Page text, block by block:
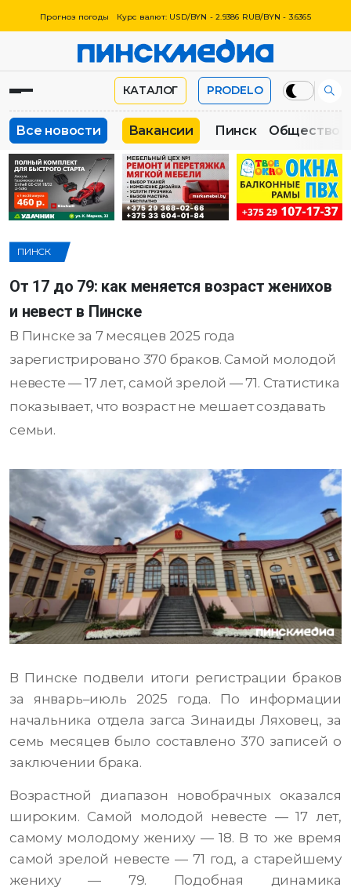
Прогноз погоды Курс валют: USD/BYN - 2.9386 RUB/BYN - 3.6365
КАТАЛОГ PRODELO
Все новости Вакансии Пинск Общество
ПИНСК
От 17 до 79: как меняется возраст женихов
и невест в Пинске
В Пинске за 7 месяцев 2025 года
зарегистрировано 370 браков. Самой молодой
невесте — 17 лет, самой зрелой — 71. Статистика
показывает, что возраст не мешает создавать
семьи.
В Пинске подвели итоги регистрации браков
за январь–июль 2025 года. По информации
начальника отдела загса Зинаиды Ляховец, за
семь месяцев было составлено 370 записей о
заключении брака.
Возрастной диапазон новобрачных оказался
широким. Самой молодой невесте — 17 лет,
самому молодому жениху — 18. В то же время
самой зрелой невесте — 71 год, а старейшему
жениху — 79. Подобная динамика